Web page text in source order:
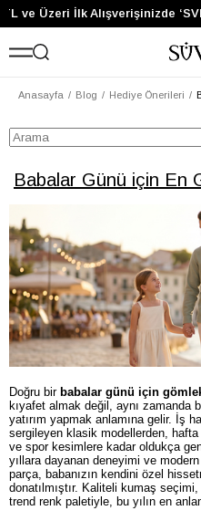
ve Üzeri İlk Alışverişinizde
Anasayfa Blog Hediye Önerileri
Babalar Günü için En
Doğru bir babalar günü için
kıyafet almak değil, aynı zamanda
yatırım yapmak anlamına gelir. İş
sergileyen klasik modellerden,
ve spor kesimlere kadar oldukça
yıllara dayanan deneyimi ve
parça, babanızın kendini özel
donatılmıştır. Kaliteli kumaş
trend renk paletiyle, bu yılın en